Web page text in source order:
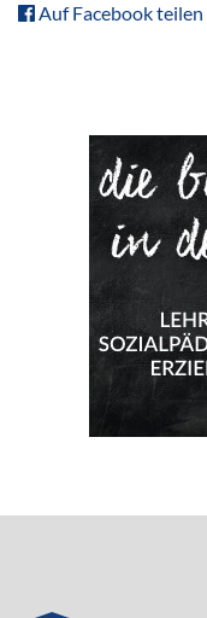
Auf Facebook teilen